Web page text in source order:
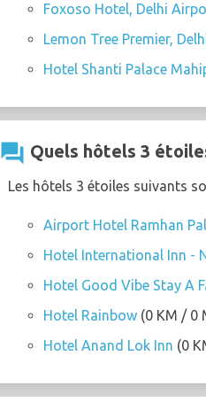
Foxoso Hotel, Delhi
Lemon Tree Premier,
Hotel Shanti Palace
question_answer Quels hôtels 3
Les hôtels 3 étoiles suivants
Airport Hotel Ramhan
Hotel International Inn -
Hotel Good Vibe Stay A
Hotel Rainbow (0 KM / 0
Hotel Anand Lok Inn (0